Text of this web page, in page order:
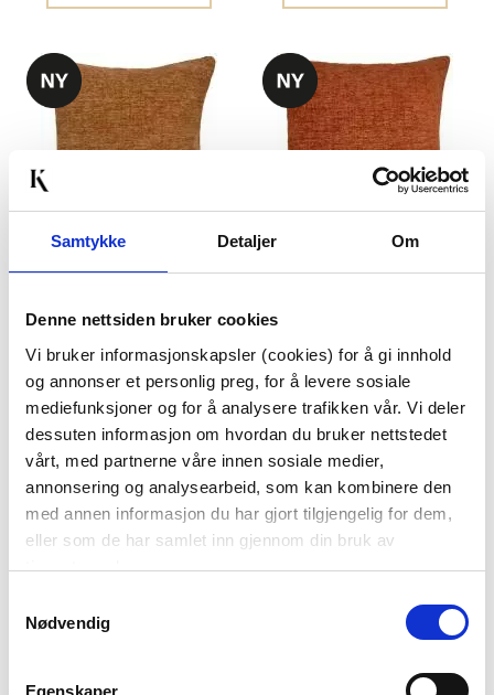
Samtykke Detaljer Om
Denne nettsiden bruker cookies
Vi bruker informasjonskapsler (cookies) for å gi innhold
og annonser et personlig preg, for å levere sosiale
mediefunksjoner og for å analysere trafikken vår. Vi deler
dessuten informasjon om hvordan du bruker nettstedet
vårt, med partnerne våre innen sosiale medier,
annonsering og analysearbeid, som kan kombinere den
med annen informasjon du har gjort tilgjengelig for dem,
eller som de har samlet inn gjennom din bruk av
tjenestene deres.
Nødvendig
Egenskaper
KJØP KJØP
PUTETREKK SANNA